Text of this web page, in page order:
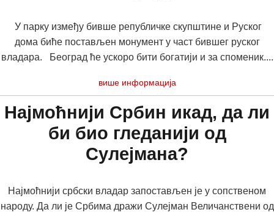
У парку између бивше републичке скупштине и Руског
дома биће постављен монумент у част бившег руског
владара. Београд ће ускоро бити богатији и за споменик....
више информација
Најмоћнији Србин икад, да ли
би био гледанији од
Сулејмана?
Најмоћнији србски владар запостављен је у сопственом
народу. Да ли је Србима дражи Сулејман Величанствени од